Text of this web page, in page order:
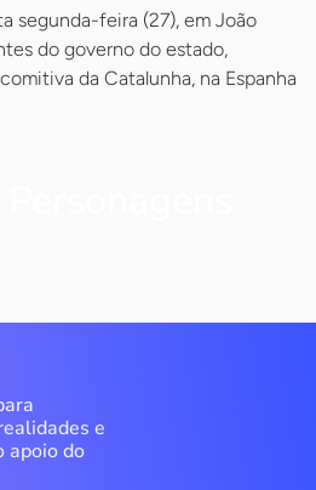
segunda-feira (27), em João
do governo do estado,
da Catalunha, na Espanha
e
apoio do